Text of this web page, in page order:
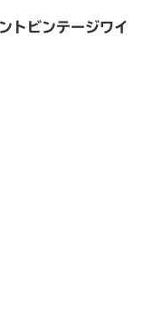
トビンテージワイ